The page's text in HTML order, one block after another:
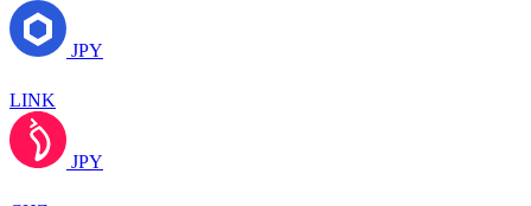
JPY
LINK
JPY